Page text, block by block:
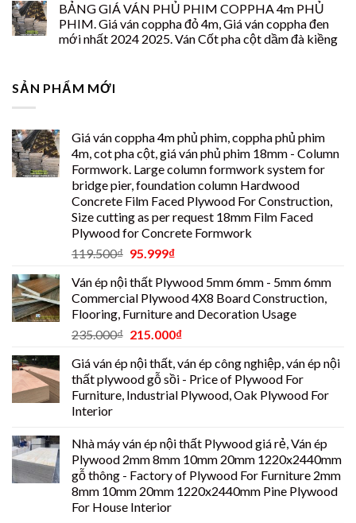
BẢNG GIÁ VÁN PHỦ PHIM COPPHA 4m PHỦ
PHIM. Giá ván coppha đỏ 4m, Giá ván coppha đen
mới nhất 2024 2025. Ván Cốt pha cột dầm đà kiềng
SẢN PHẨM MỚI
Giá ván coppha 4m phủ phim, coppha phủ phim
4m, cot pha cột, giá ván phủ phim 18mm - Column
Formwork. Large column formwork system for
bridge pier, foundation column Hardwood
Concrete Film Faced Plywood For Construction,
Size cutting as per request 18mm Film Faced
Plywood for Concrete Formwork
119.500₫ 95.999₫
Ván ép nội thất Plywood 5mm 6mm - 5mm 6mm
Commercial Plywood 4X8 Board Construction,
Flooring, Furniture and Decoration Usage
235.000₫ 215.000₫
Giá ván ép nội thất, ván ép công nghiệp, ván ép nội
thất plywood gỗ sồi - Price of Plywood For
Furniture, Industrial Plywood, Oak Plywood For
Interior
Nhà máy ván ép nội thất Plywood giá rẻ, Ván ép
Plywood 2mm 8mm 10mm 20mm 1220x2440mm
gỗ thông - Factory of Plywood For Furniture 2mm
8mm 10mm 20mm 1220x2440mm Pine Plywood
For House Interior